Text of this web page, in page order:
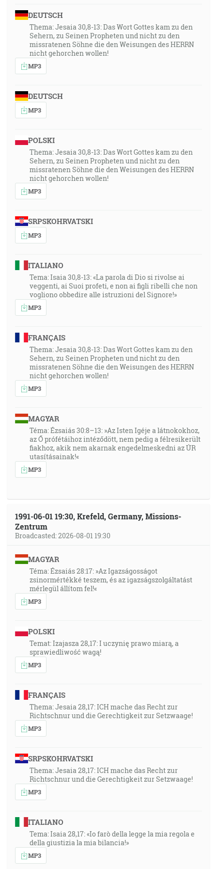
36:53
A Ježiš pristúpiac hovoril s nimi a povedal: Daná mi je
každá moc na nebi aj na zemi. [Mt 28:18]
36:56
nimi, lebo Hospodin, tvoj Bôh, ide s tebou; neopustí ťa
ani ťa nezanechá. [5M 31:6]
A hľa, ja som s vami po všetky dni až do skonania
sveta. Ameň. [Mt 28:20]
38:06
Ja, ja som ten, ktorý vás teším! Ktože si ty, že sa bojíš
mizerného človeka, ktorý zomrie, a syna človeka,
Hospodina, ktorý ťa učinil, ktorý roztiahol nebesia a
založil zem, a vždycky sa strachuješ, každý deň,
prchlivosti toho, ktorý sužuje, hneď ako sa pripráva
hubiť? Ale kdeže je prchlivosť toho, ktorý sužuje? [Iz
51:12-13]
38:28
Takto hovorí tvoj Pán, Hospodin, a tvoj Bôh, ktorý sa
pravotí za svoj ľud: Hľa beriem z tvojej ruky pohár
viacej piť. [Iz 51:22]
38:58
Zohnutý zajatý bude rýchle rozpútaný a nezomrie súc
hodený do jamy ani nebude mať nedostatku svojho
chleba. [Iz 51:14]
41:01
Tvoj ľud samá ochota v deň tvojej vojennej moci, v
ozdobe svätosti, z lona rannej zory; tebe rosa tvoja
mlaď. [Ž 110:3]
41:27
Pravica Hospodinova dokazuje silu. [Ž 118:15]
43:44
Ježiš Kristus ten istý včera i dnes i naveky. [Žd 13:8]
44:24
A stalo sa, keď vyšli kňazi zo svätyne, že oblak naplnil
dom Hospodinov, takže nemohli kňazi obstáť a slúžiť
pre oblak, lebo sláva Hospodinova naplnila dom
Hospodinov. [1Kr 8:10-11]
45:35
Majú oči, ale nevidia; majú uši, ale nečujú. [Jr 5:21]
45:59
svätou cestou; neprejde po nej nečistý, ale bude pre
nich pre samých, takže idúc tou cestou ani hlúpi
nezablúdia. [Iz 35:8]
47:00
47:41
Moje ovce čujú môj hlas, a ja ich znám, a nasledujú ma
… [Jn 10:27]
48:44
Vedzte, že on, Hospodin, je Bôh, on nás učinil, a jeho
sme, jeho ľud a ovčie stádo jeho pastvy. [Ž 100:3]
49:33
DEUTSCH
Thema: Jesaia 30,8-13: Das Wort Gottes kam zu den
Sehern, zu Seinen Propheten und nicht zu den
missratenen Söhne die den Weisungen des HERRN
nicht gehorchen wollen!
MP3
DEUTSCH
MP3
POLSKI
Thema: Jesaia 30,8-13: Das Wort Gottes kam zu den
Sehern, zu Seinen Propheten und nicht zu den
missratenen Söhne die den Weisungen des HERRN
nicht gehorchen wollen!
MP3
SRPSKOHRVATSKI
MP3
ITALIANO
Tema: Isaia 30,8-13: «La parola di Dio si rivolse ai
veggenti, ai Suoi profeti, e non ai figli ribelli che non
vogliono obbedire alle istruzioni del Signore!»
MP3
FRANÇAIS
Thema: Jesaia 30,8-13: Das Wort Gottes kam zu den
Sehern, zu Seinen Propheten und nicht zu den
missratenen Söhne die den Weisungen des HERRN
nicht gehorchen wollen!
MP3
MAGYAR
Téma: Ézsaiás 30:8–13: »Az Isten Igéje a látnokokhoz,
az Ő prófétáihoz intéződött, nem pedig a félresikerült
fiakhoz, akik nem akarnak engedelmeskedni az ÚR
utasításainak!«
MP3
1991-06-01 19:30, Krefeld, Germany, Missions-
Zentrum
Broadcasted: 2026-08-01 19:30
MAGYAR
Téma: Ézsaiás 28:17: »Az Igazságosságot
zsinormértékké teszem, és az igazságszolgáltatást
mérlegül állítom fel!«
MP3
POLSKI
Temat: Izajasza 28,17: I uczynię prawo miarą, a
sprawiedliwość wagą!
MP3
FRANÇAIS
Thema: Jesaia 28,17: ICH mache das Recht zur
Richtschnur und die Gerechtigkeit zur Setzwaage!
MP3
SRPSKOHRVATSKI
Thema: Jesaia 28,17: ICH mache das Recht zur
Richtschnur und die Gerechtigkeit zur Setzwaage!
MP3
ITALIANO
Tema: Isaia 28,17: «Io farò della legge la mia regola e
della giustizia la mia bilancia!»
MP3